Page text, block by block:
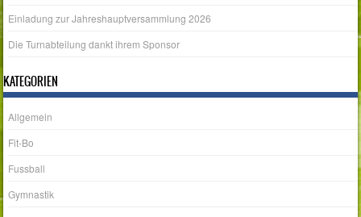
Einladung zur Jahreshauptversammlung 2026
Die Turnabteilung dankt ihrem Sponsor
KATEGORIEN
Allgemein
Fit-Bo
Fussball
Gymnastik